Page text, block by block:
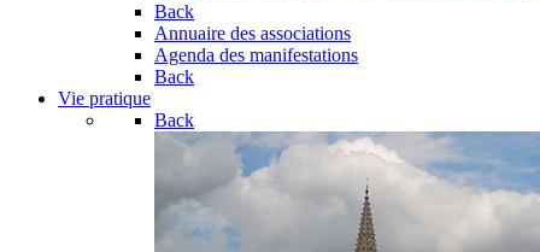
Back
Annuaire des associations
Agenda des manifestations
Back
Vie pratique
Back